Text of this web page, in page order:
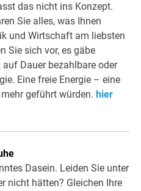
das nicht ins Konzept.
Sie alles, was Ihnen
und Wirtschaft am liebsten
Sie sich vor, es gäbe
auf Dauer bezahlbare oder
Eine freie Energie – eine
geführt würden. hier
Dasein. Leiden Sie unter
nicht hätten? Gleichen Ihre